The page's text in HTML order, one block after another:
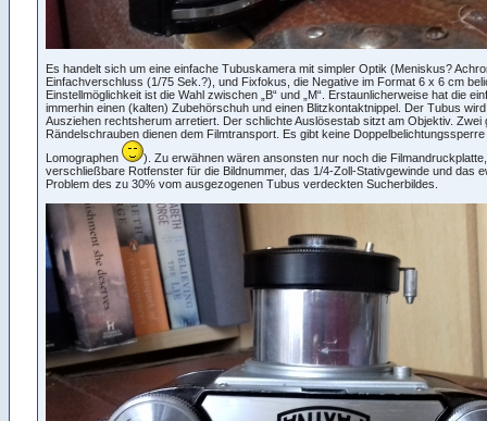
Es handelt sich um eine einfache Tubuskamera mit simpler Optik (Meniskus?
Einfachverschluss (1/75 Sek.?), und Fixfokus, die Negative im Format 6 x 6 cm
Einstellmöglichkeit ist die Wahl zwischen „B“ und „M“. Erstaunlicherweise hat die
immerhin einen (kalten) Zubehörschuh und einen Blitzkontaktnippel. Der Tubus
Ausziehen rechtsherum arretiert. Der schlichte Auslösestab sitzt am Objektiv. Zwei
Rändelschrauben dienen dem Filmtransport. Es gibt keine
Lomographen
). Zu erwähnen wären ansonsten nur noch die
verschließbare Rotfenster für die Bildnummer, das 1/4-Zoll-Stativgewinde und das
Problem des zu 30% vom ausgezogenen Tubus verdeckten Sucherbildes.